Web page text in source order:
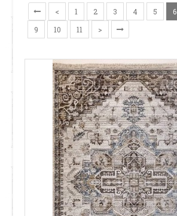
< 1 2 3 4 5 6
9
10 11 >